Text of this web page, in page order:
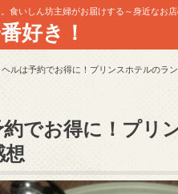
食いしん坊主婦がお届けする～身近なお
好き！
ルは予約でお得に！プリンスホテルのラ
でお得に！プリ
想